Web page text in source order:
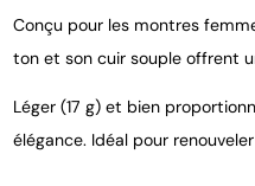
Conçu pour les montres
ton et son cuir souple offrent
Léger (17 g) et bien
élégance. Idéal pour